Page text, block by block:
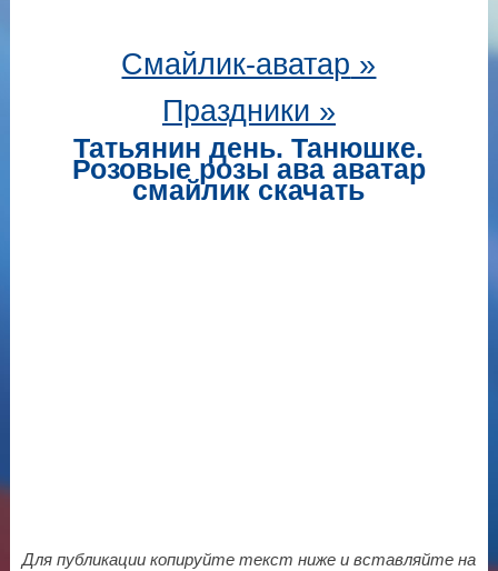
Смайлик-аватар »
Праздники »
Татьянин день. Танюшке.
Розовые розы ава аватар
смайлик скачать
Для публикации копируйте текст ниже и вставляйте на